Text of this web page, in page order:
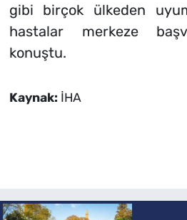
gibi birçok ülkeden
hastalar merkeze
konuştu.
Kaynak: İHA